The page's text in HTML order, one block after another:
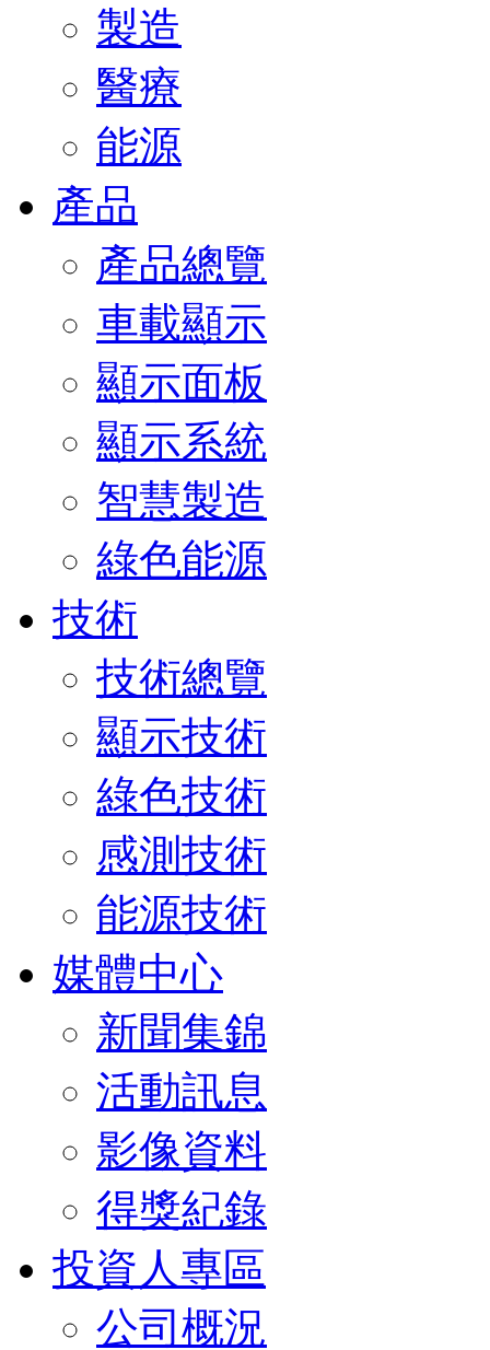
製造
醫療
能源
產品
產品總覽
車載顯示
顯示面板
顯示系統
智慧製造
綠色能源
技術
技術總覽
顯示技術
綠色技術
感測技術
能源技術
媒體中心
新聞集錦
活動訊息
影像資料
得獎紀錄
投資人專區
公司概況